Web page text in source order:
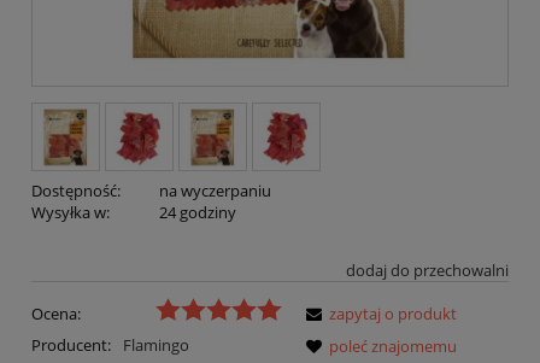
Dostępność:
na wyczerpaniu
Wysyłka w:
24 godziny
dodaj do przechowalni
Ocena:
Producent:
Flamingo
zapytaj o produkt
poleć znajomemu